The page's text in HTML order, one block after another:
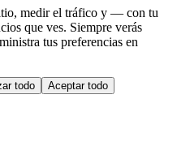
medir el tráfico y — con tu
que ves. Siempre verás
tus preferencias en
todo Aceptar todo